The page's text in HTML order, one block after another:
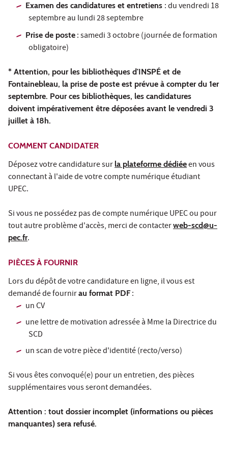
Examen des candidatures et entretiens : du vendredi 18
septembre au lundi 28 septembre
Prise de poste : samedi 3 octobre (journée de formation
obligatoire)
* Attention, pour les bibliothèques d'INSPÉ et de
Fontainebleau, la prise de poste est prévue à compter du 1er
septembre. Pour ces bibliothèques, les candidatures
doivent impérativement être déposées avant le vendredi 3
juillet à 18h.
COMMENT CANDIDATER
Déposez votre candidature sur la plateforme dédiéeen vous
connectant à l'aide de votre compte numérique étudiant
UPEC.
Si vous ne possédez pas de compte numérique UPEC ou pour
tout autre problème d'accès, merci de contacterweb-scd@u-
pec.fr.
PIÈCES À FOURNIR
Lors du dépôt de votre candidature en ligne, il vous est
demandé de fournirau format PDF:
un CV
une lettre de motivation adressée à Mme la Directrice du
SCD
un scan de votre pièce d'identité (recto/verso)
Si vous êtes convoqué(e) pour un entretien, des pièces
supplémentaires vous seront demandées.
Attention : tout dossier incomplet (informations ou pièces
manquantes) sera refusé.